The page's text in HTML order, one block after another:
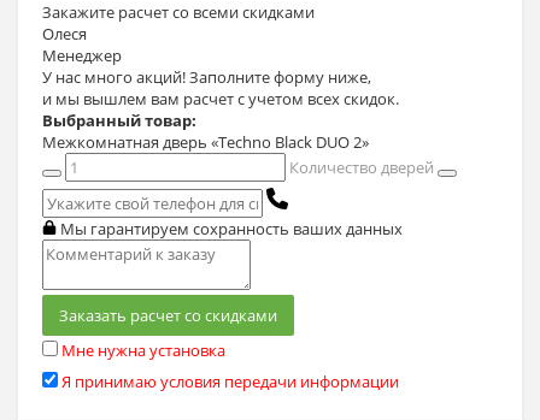
Закажите расчетсо всеми скидками
Олеся
Менеджер
У нас много акций! Заполните форму ниже,
и мы вышлем вам расчет с учетом всех скидок.
Выбранный товар:
Межкомнатная дверь «Techno Black DUO 2»
Количество дверей
Мы гарантируем сохранность ваших данных
Заказать расчет со скидками
Мне нужна установка
Я принимаю условия передачи информации